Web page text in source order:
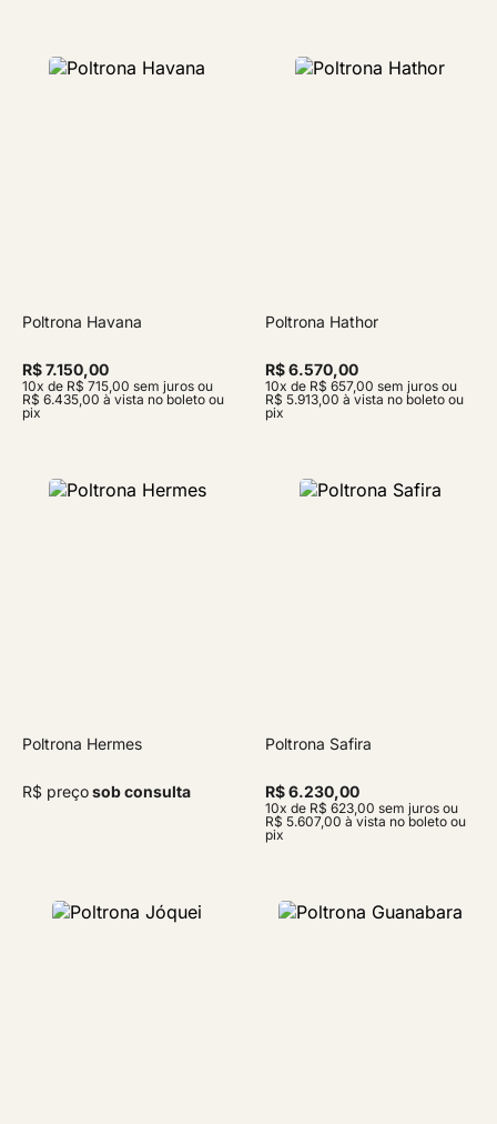
Poltrona Havana
R$ 7.150,00
10x de R$ 715,00 sem juros ou
R$ 6.435,00 à vista no boleto ou
pix
Poltrona Hathor
R$ 6.570,00
10x de R$ 657,00 sem juros ou
R$ 5.913,00 à vista no boleto ou
pix
Poltrona Hermes
R$ preçosob consulta
Poltrona Safira
R$ 6.230,00
10x de R$ 623,00 sem juros ou
R$ 5.607,00 à vista no boleto ou
pix